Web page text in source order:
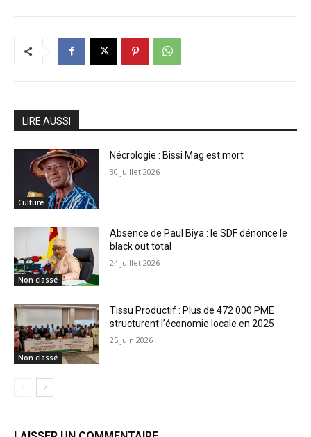
LIRE AUSSI
Culture
Nécrologie : Bissi Mag est mort
30 juillet 2026
Non classé
Absence de Paul Biya : le SDF dénonce le
black out total
24 juillet 2026
Non classé
Tissu Productif : Plus de 472 000 PME
structurent l’économie locale en 2025
25 juin 2026